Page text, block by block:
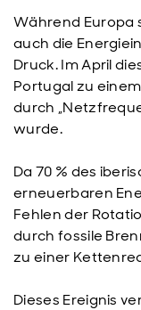
Während Europa
auch die
Druck. Im April
Portugal zu
durch
wurde.
Da 70 % des
erneuerbaren
Fehlen der
durch fossile
zu einer
Dieses Ereignis